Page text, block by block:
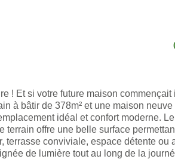
! Et si votre future maison commençait
à bâtir de 378m² et une maison neuve
idéal et confort moderne.
terrain offre une belle surface
terrasse conviviale, espace détente ou
de lumière tout au long de la